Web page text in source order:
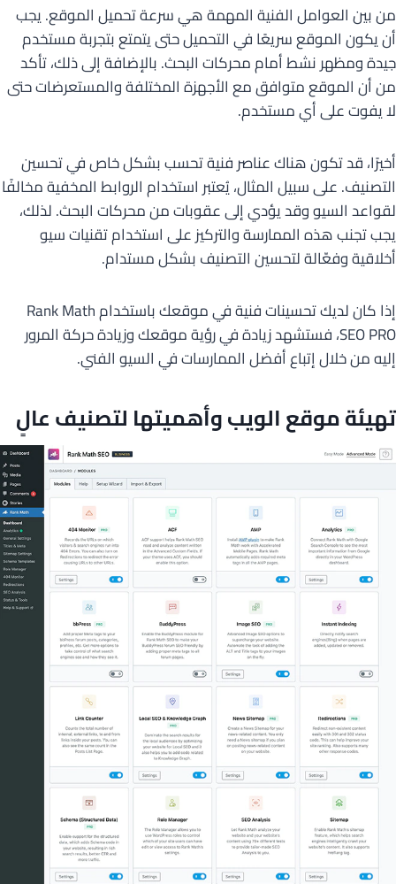
من بين العوامل الفنية المهمة هي سرعة تحميل الموقع. يجب
أن يكون الموقع سريعًا في التحميل حتى يتمتع بتجربة مستخدم
جيدة ومظهر نشط أمام محركات البحث. بالإضافة إلى ذلك، تأكد
من أن الموقع متوافق مع الأجهزة المختلفة والمستعرضات حتى
لا يفوت على أي مستخدم.
أخيرًا، قد تكون هناك عناصر فنية تحسب بشكل خاص في تحسين
التصنيف. على سبيل المثال، يُعتبر استخدام الروابط المخفية مخالفًا
لقواعد السيو وقد يؤدي إلى عقوبات من محركات البحث. لذلك،
يجب تجنب هذه الممارسة والتركيز على استخدام تقنيات سيو
أخلاقية وفعّالة لتحسين التصنيف بشكل مستدام.
إذا كان لديك تحسينات فنية في موقعك باستخدام Rank Math
SEO PRO، فستشهد زيادة في رؤية موقعك وزيادة حركة المرور
إليه من خلال إتباع أفضل الممارسات في السيو الفني.
تهيئة موقع الويب وأهميتها لتصنيف عالٍ